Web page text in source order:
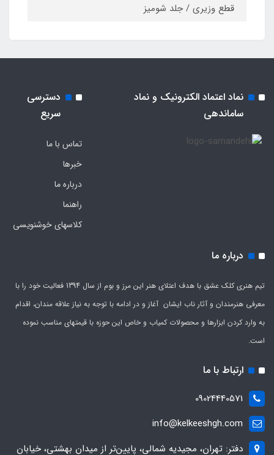
قطع وزیری / جلد شومیز
نماد اعتماد الکترونیک و نماد
ساماندهی
دسترسی
سریع
تماس با ما
خبرها
درباره ما
راهنما
کلاسهای خوشنویسی
درباره ما
تیم هنری کلک عشق با هدف اعتلای هنر این مرز و بوم از سال 1394 فعالیت خود را با
معرفی هنرمندان و آثار ناب ایشان آغاز و در ادامه با توجه به نیاز علاقه مندان، اقدام
به وارد کردن ابزارها و محصولات کمیاب و خاص این حوزه با قیمتهای مناسب نموده
است.
ارتباط با ما
09024440571
info@kelkeeshgh.com
دفتر: تهران، مجیدیه شمالی، پایین‌تر از میدان بهشتی، خیابان